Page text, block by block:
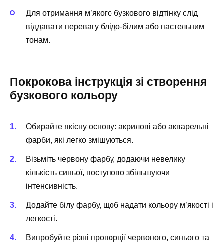
Для отримання м’якого бузкового відтінку слід
віддавати перевагу блідо-білим або пастельним
тонам.
Покрокова інструкція зі створення
бузкового кольору
Обирайте якісну основу: акрилові або акварельні
фарби, які легко змішуються.
Візьміть червону фарбу, додаючи невелику
кількість синьої, поступово збільшуючи
інтенсивність.
Додайте білу фарбу, щоб надати кольору м’якості і
легкості.
Випробуйте різні пропорції червоного, синього та